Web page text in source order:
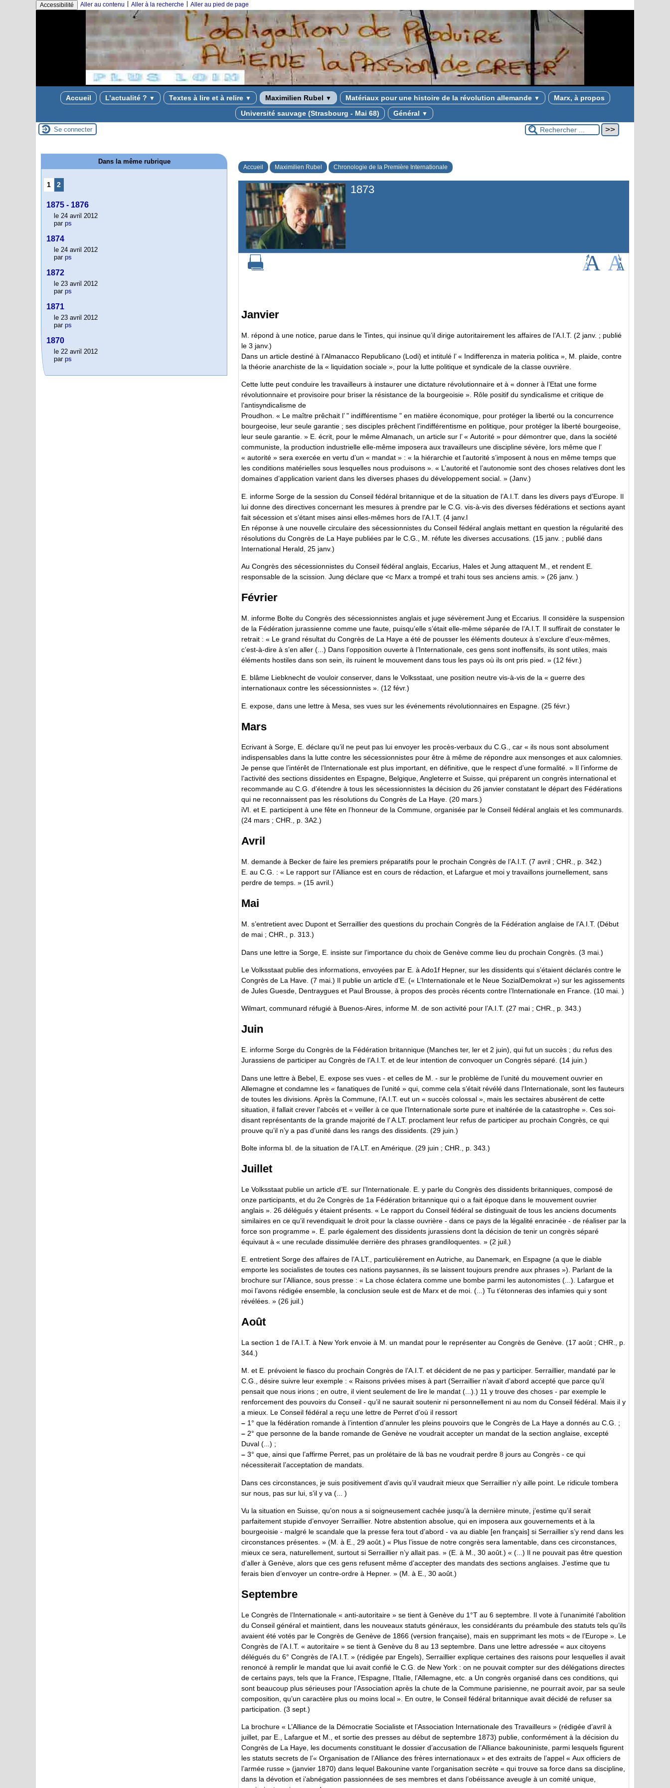
Accessibilité Aller au contenu Aller à la recherche Aller au pied de page
Accueil L’actualité ? ▼ Textes à lire et à relire ▼ Maximilien Rubel ▼ Matériaux pour une histoire de la révolution allemande ▼
Marx, à propos
Université sauvage (Strasbourg - Mai 68)
Général ▼
Se connecter
Accueil Maximilien Rubel Chronologie de la Première Internationale
1873
Janvier
M. répond à une notice, parue dans le Tintes, qui insinue qu’il dirige autoritairement les affaires de l’A.I.T. (2 janv. ; publié
le 3 janv.)
Dans un article destiné à l’Almanacco Republicano (Lodi) et intitulé l’ « Indifferenza in materia politica », M. plaide, contre
la théorie anarchiste de la « liquidation sociale », pour la lutte politique et syndicale de la classe ouvrière.
Cette lutte peut conduire les travailleurs à instaurer une dictature révolutionnaire et à « donner à l’Etat une forme
révolutionnaire et provisoire pour briser la résistance de la bourgeoisie ». Rôle positif du syndicalisme et critique de
l’antisyndicalisme de
Proudhon. « Le maître prêchait l’ " indifférentisme " en matière économique, pour protéger la liberté ou la concurrence
bourgeoise, leur seule garantie ; ses disciples prêchent l’indifférentisme en politique, pour protéger la liberté bourgeoise,
leur seule garantie. » E. écrit, pour le même Almanach, un article sur l’ « Autorité » pour démontrer que, dans la société
communiste, la production industrielle elle-même imposera aux travailleurs une discipline sévère, lors même que l’
« autorité » sera exercée en vertu d’un « mandat » : « la hiérarchie et l’autorité s’imposent à nous en même temps que
les conditions matérielles sous lesquelles nous produisons ». « L’autorité et l’autonomie sont des choses relatives dont les
domaines d’application varient dans les diverses phases du développement social. » (Janv.)
E. informe Sorge de la session du Conseil fédéral britannique et de la situation de l’A.I.T. dans les divers pays d’Europe. Il
lui donne des directives concernant les mesures à prendre par le C.G. vis-à-vis des diverses fédérations et sections ayant
fait sécession et s’étant mises ainsi elles-mêmes hors de l’A.I.T. (4 janv.l
En réponse à une nouvelle circulaire des sécessionnistes du Conseil fédéral anglais mettant en question la régularité des
résolutions du Congrès de La Haye publiées par le C.G., M. réfute les diverses accusations. (15 janv. ; publié dans
International Herald, 25 janv.)
Au Congrès des sécessionnistes du Conseil fédéral anglais, Eccarius, Hales et Jung attaquent M., et rendent E.
responsable de la scission. Jung déclare que <c Marx a trompé et trahi tous ses anciens amis. » (26 janv. )
Février
M. informe Bolte du Congrès des sécessionnistes anglais et juge sévèrement Jung et Eccarius. Il considère la suspension
de la Fédération jurassienne comme une faute, puisqu’elle s’était elle-même séparée de l’A.I.T. Il suffirait de constater le
retrait : « Le grand résultat du Congrès de La Haye a été de pousser les éléments douteux à s’exclure d’eux-mêmes,
c’est-à-dire à s’en aller (...) Dans l’opposition ouverte à l’Internationale, ces gens sont inoffensifs, ils sont utiles, mais
éléments hostiles dans son sein, ils ruinent le mouvement dans tous les pays où ils ont pris pied. » (12 févr.)
E. blâme Liebknecht de vouloir conserver, dans le Volksstaat, une position neutre vis-à-vis de la « guerre des
internationaux contre les sécessionnistes ». (12 févr.)
E. expose, dans une lettre à Mesa, ses vues sur les événements révolutionnaires en Espagne. (25 févr.)
Mars
Ecrivant à Sorge, E. déclare qu’il ne peut pas lui envoyer les procès-verbaux du C.G., car « ils nous sont absolument
indispensables dans la lutte contre les sécessionnistes pour être à même de répondre aux mensonges et aux calomnies.
Je pense que l’intérêt de l’Internationale est plus important, en définitive, que le respect d’une formalité. » Il l’informe de
l’activité des sections dissidentes en Espagne, Belgique, Angleterre et Suisse, qui préparent un congrès international et
recommande au C.G. d’étendre à tous les sécessionnistes la décision du 26 janvier constatant le départ des Fédérations
qui ne reconnaissent pas les résolutions du Congrès de La Haye. (20 mars.)
iVI. et E. participent à une fête en l’honneur de la Commune, organisée par le Conseil fédéral anglais et les communards.
(24 mars ; CHR., p. 3A2.)
Avril
M. demande à Becker de faire les premiers préparatifs pour le prochain Congrès de l’A.I.T. (7 avril ; CHR., p. 342.)
E. au C.G. : « Le rapport sur l’Alliance est en cours de rédaction, et Lafargue et moi y travaillons journellement, sans
perdre de temps. » (15 avril.)
Mai
M. s’entretient avec Dupont et Serraillier des questions du prochain Congrès de la Fédération anglaise de l’A.I.T. (Début
de mai ; CHR., p. 313.)
Dans une lettre ia Sorge, E. insiste sur l’importance du choix de Genève comme lieu du prochain Congrès. (3 mai.)
Le Volksstaat publie des informations, envoyées par E. à Ado1f Hepner, sur les dissidents qui s’étaient déclarés contre le
Congrès de La Have. (7 mai.) Il publie un article d’E. (« L’Internationale et le Neue SozialDemokrat ») sur les agissements
de Jules Guesde, Dentraygues et Paul Brousse, à propos des procès récents contre l’Internationale en France. (10 mai. )
Wilmart, communard réfugié à Buenos-Aires, informe M. de son activité pour l’A.I.T. (27 mai ; CHR., p. 343.)
Juin
E. informe Sorge du Congrès de la Fédération britannique (Manches ter, ler et 2 juin), qui fut un succès ; du refus des
Jurassiens de participer au Congrès de l’A.I.T. et de leur intention de convoquer un Congrès séparé. (14 juin.)
Dans une lettre à Bebel, E. expose ses vues - et celles de M. - sur le problème de l’unité du mouvement ouvrier en
Allemagne et condamne les « fanatiques de l’unité » qui, comme cela s’était révélé dans l’Internationale, sont les fauteurs
de toutes les divisions. Après la Commune, l’A.I.T. eut un « succès colossal », mais les sectaires abusèrent de cette
situation, il fallait crever l’abcès et « veiller à ce que l’Internationale sorte pure et inaltérée de la catastrophe ». Ces soi-
disant représentants de la grande majorité de l’ A.LT. proclament leur refus de participer au prochain Congrès, ce qui
prouve qu’il n’y a pas d’unité dans les rangs des dissidents. (29 juin.)
Bolte informa bI. de la situation de l’A.LT. en Amérique. (29 juin ; CHR., p. 343.)
Juillet
Le Volksstaat publie un article d’E. sur l’Internationale. E. y parle du Congrès des dissidents britanniques, composé de
onze participants, et du 2e Congrès de 1a Fédération britannique qui o a fait époque dans le mouvement ouvrier
anglais ». 26 délégués y étaient présents. « Le rapport du Conseil fédéral se distinguait de tous les anciens documents
similaires en ce qu’il revendiquait le droit pour la classe ouvrière - dans ce pays de la légalité enracinée - de réaliser par la
force son programme ». E. parle également des dissidents jurassiens dont la décision de tenir un congrès séparé
équivaut à « une reculade dissimulée derrière des phrases grandiloquentes. » (2 juil.)
E. entretient Sorge des affaires de l’A.LT., particulièrement en Autriche, au Danemark, en Espagne (a que le diable
emporte les socialistes de toutes ces nations paysannes, ils se laissent toujours prendre aux phrases »). Parlant de la
brochure sur l’Alliance, sous presse : « La chose éclatera comme une bombe parmi les autonomistes (...). Lafargue et
moi l’avons rédigée ensemble, la conclusion seule est de Marx et de moi. (...) Tu t’étonneras des infamies qui y sont
révélées. » (26 juil.)
Août
La section 1 de l’A.I.T. à New York envoie à M. un mandat pour le représenter au Congrès de Genève. (17 août ; CHR., p.
344.)
M. et E. prévoient le fiasco du prochain Congrès de l’A.I.T. et décident de ne pas y participer. 5erraillier, mandaté par le
C.G., désire suivre leur exemple : « Raisons privées mises à part (Serraillier n’avait d’abord accepté que parce qu’il
pensait que nous irions ; en outre, il vient seulement de lire le mandat (...).) 11 y trouve des choses - par exemple le
renforcement des pouvoirs du Conseil - qu’il ne saurait soutenir ni personnellement ni au nom du Conseil fédéral. Mais il y
a mieux. Le Conseil fédéral a reçu une lettre de Perret d’où il ressort
– 1° que la fédération romande à l’intention d’annuler les pleins pouvoirs que le Congrès de La Haye a donnés au C.G. ;
– 2° que personne de la bande romande de Genève ne voudrait accepter un mandat de la section anglaise, excepté
Duval (...) ;
– 3° que, ainsi que l’affirme Perret, pas un prolétaire de là bas ne voudrait perdre 8 jours au Congrès - ce qui
nécessiterait l’acceptation de mandats.
Dans ces circonstances, je suis positivement d’avis qu’il vaudrait mieux que Serraillier n’y aille point. Le ridicule tombera
sur nous, pas sur lui, s’il y va (... )
Vu la situation en Suisse, qu’on nous a si soigneusement cachée jusqu’à la dernière minute, j’estime qu’il serait
parfaitement stupide d’envoyer Serraillier. Notre abstention absolue, qui en imposera aux gouvernements et à la
bourgeoisie - malgré le scandale que la presse fera tout d’abord - va au diable [en français] si Serraillier s’y rend dans les
circonstances présentes. » (M. à E., 29 août.) « Plus l’issue de notre congrès sera lamentable, dans ces circonstances,
mieux ce sera, naturellement, surtout si Serraillier n’y allait pas. » (E. à M., 30 août.) « (...) Il ne pouvait pas être question
d’aller à Genève, alors que ces gens refusent même d’accepter des mandats des sections anglaises. J’estime que tu
ferais bien d’envoyer un contre-ordre à Hepner. » (M. à E., 30 août.)
Septembre
Le Congrès de l’Internationale « anti-autoritaire » se tient à Genève du 1°T au 6 septembre. Il vote à l’unanimité l’abolition
du Conseil général et maintient, dans les nouveaux statuts généraux, les considérants du préambule des statuts tels qu’ils
avaient été votés par le Congrès de Genève de 1866 (version française), mais en supprimant les mots « de l’Europe ». Le
Congrès de l’A.I.T. « autoritaire » se tient à Genève du 8 au 13 septembre. Dans une lettre adressée « aux citoyens
délégués du 6° Congrès de l’A.I.T. » (rédigée par Engels), Serraillier explique certaines des raisons pour lesquelles il avait
renoncé à remplir le mandat que lui avait confié le C.G. de New York : on ne pouvait compter sur des délégations directes
de certains pays, tels que la France, l’Espagne, l’Italie, l’Allemagne, etc. a Un congrès organisé dans ces conditions, qui
sont beaucoup plus sérieuses pour l’Association après la chute de la Commune parisienne, ne pourrait avoir, par sa seule
composition, qu’un caractère plus ou moins local ». En outre, le Conseil fédéral britannique avait décidé de refuser sa
participation. (3 sept.)
La brochure « L’Alliance de la Démocratie Socialiste et l’Association Internationale des Travailleurs » (rédigée d’avril à
juillet, par E., Lafargue et M., et sortie des presses au début de septembre 1873) publie, conformément à la décision du
Congrès de La Haye, les documents constituant le dossier d’accusation de l’Alliance bakouniniste, parmi lesquels figurent
les statuts secrets de l’« Organisation de l’Alliance des frères internationaux » et des extraits de l’appel « Aux officiers de
l’armée russe » (janvier 1870) dans lequel Bakounine vante l’organisation secrète « qui trouve sa force dans sa discipline,
dans la dévotion et i’abnégation passionnées de ses membres et dans l’obéissance aveugle à un comité unique,
Dans la même rubrique
1 2
1875 - 1876
le 24 avril 2012
par ps
1874
le 24 avril 2012
par ps
1872
le 23 avril 2012
par ps
1871
le 23 avril 2012
par ps
1870
le 22 avril 2012
par ps